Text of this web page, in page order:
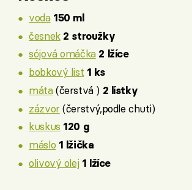
voda 150 ml
česnek 2 stroužky
sójová omáčka 2 lžíce
bobkový list 1 ks
máta(čerstvá ) 2 lístky
zázvor(čerstvý,podle chuti)
kuskus 120 g
máslo 1 lžička
olivový olej 1 lžíce